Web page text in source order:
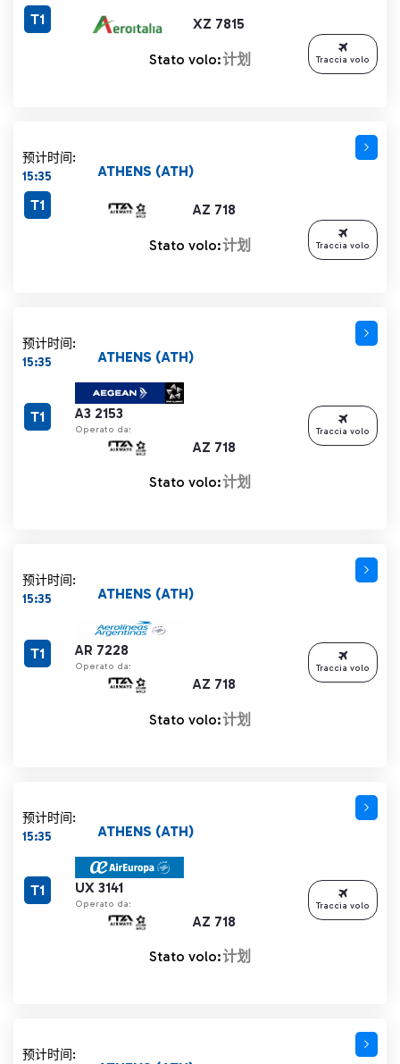
XZ 7815
T1
Stato volo:计划 Traccia volo
预计时间:
15:35
AZ 718
ATHENS (ATH)
T1
Stato volo:计划 Traccia volo
预计时间:
15:35
A3 2153
Operato da:
AZ 718
ATHENS (ATH)
T1
Stato volo:计划
Traccia volo
预计时间:
15:35
AR 7228
Operato da:
AZ 718
ATHENS (ATH)
T1
Stato volo:计划
Traccia volo
预计时间:
15:35
UX 3141
Operato da:
AZ 718
ATHENS (ATH)
T1
Stato volo:计划
Traccia volo
预计时间: